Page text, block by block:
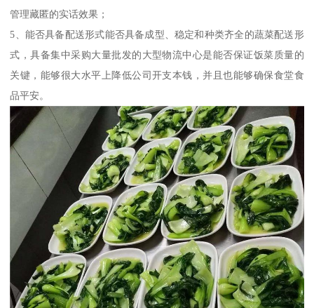
管理藏匿的实话效果；
5、能否具备配送形式能否具备成型、稳定和种类齐全的蔬菜配送形
式，具备集中采购大量批发的大型物流中心是能否保证饭菜质量的
关键，能够很大水平上降低公司开支本钱，并且也能够确保食堂食
品平安。